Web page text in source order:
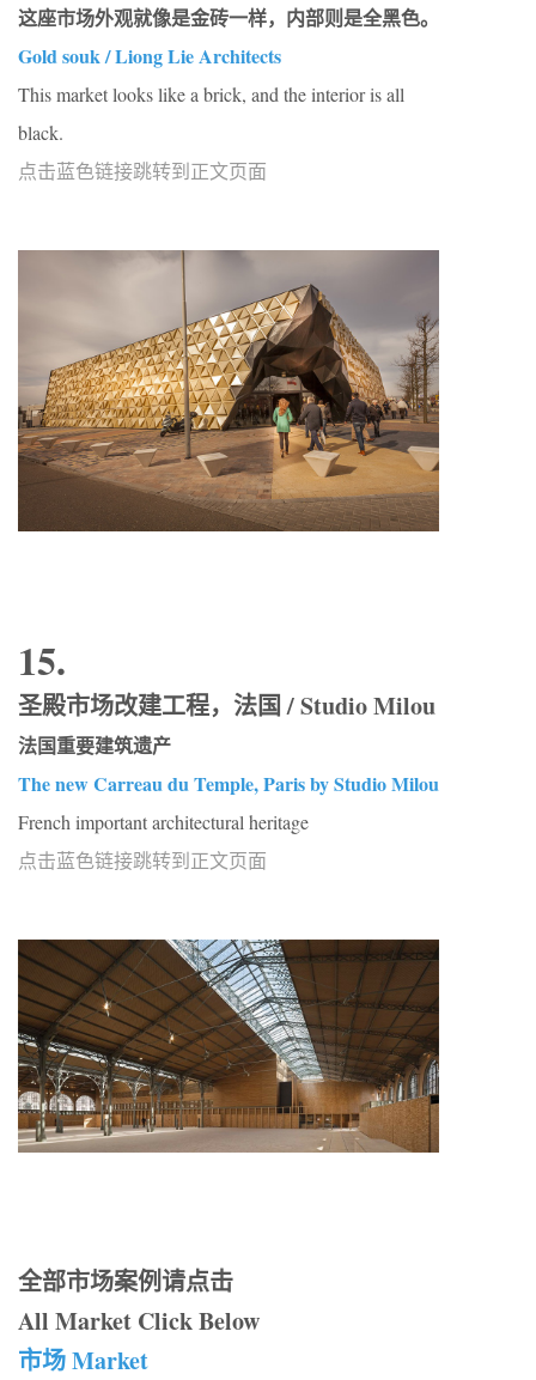
这座市场外观就像是金砖一样，内部则是全黑色。
Gold souk / Liong Lie Architects
This market looks like a brick, and the interior is all
black.
点击蓝色链接跳转到正文页面
15.
圣殿市场改建工程，法国 / Studio Milou
法国重要建筑遗产
The new Carreau du Temple, Paris by Studio Milou
French important architectural heritage
点击蓝色链接跳转到正文页面
全部市场案例请点击
All Market Click Below
市场 Market